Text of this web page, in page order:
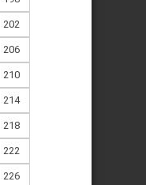
202
206
210
214
218
222
226